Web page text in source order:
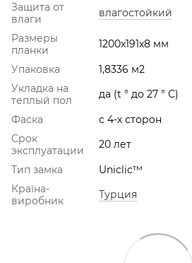
Защита от
влаги
влагостойкий
Размеры
планки
1200x191x8 мм
Упаковка
1,8336 м2
Укладка на
теплый пол
да (t ° до 27 ° С)
Фаска
с 4-х сторон
Срок
эксплуатации
20 лет
Тип замка
Uniclic™
Країна-
виробник
Турция